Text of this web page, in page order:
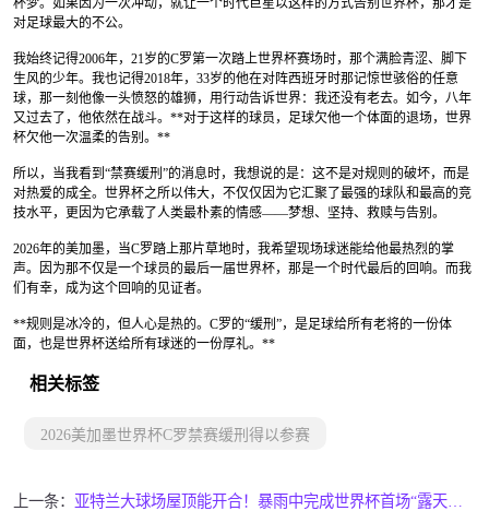
杯梦。如果因为一次冲动，就让一个时代巨星以这样的方式告别世界杯，那才是
对足球最大的不公。
我始终记得2006年，21岁的C罗第一次踏上世界杯赛场时，那个满脸青涩、脚下
生风的少年。我也记得2018年，33岁的他在对阵西班牙时那记惊世骇俗的任意
球，那一刻他像一头愤怒的雄狮，用行动告诉世界：我还没有老去。如今，八年
又过去了，他依然在战斗。**对于这样的球员，足球欠他一个体面的退场，世界
杯欠他一次温柔的告别。**
所以，当我看到“禁赛缓刑”的消息时，我想说的是：这不是对规则的破坏，而是
对热爱的成全。世界杯之所以伟大，不仅仅因为它汇聚了最强的球队和最高的竞
技水平，更因为它承载了人类最朴素的情感——梦想、坚持、救赎与告别。
2026年的美加墨，当C罗踏上那片草地时，我希望现场球迷能给他最热烈的掌
声。因为那不仅是一个球员的最后一届世界杯，那是一个时代最后的回响。而我
们有幸，成为这个回响的见证者。
**规则是冰冷的，但人心是热的。C罗的“缓刑”，是足球给所有老将的一份体
面，也是世界杯送给所有球迷的一份厚礼。**
相关标签
2026美加墨世界杯C罗禁赛缓刑得以参赛
上一条：
亚特兰大球场屋顶能开合！暴雨中完成世界杯首场“露天决赛”